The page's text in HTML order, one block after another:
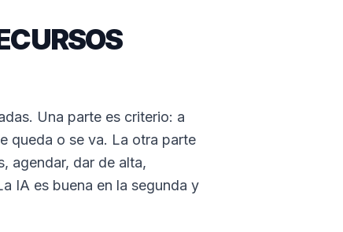
Una parte es criterio: a
queda o se va. La otra parte
agendar, dar de alta,
IA es buena en la segunda y